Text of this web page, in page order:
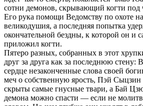
сотни демонов, скрывающий когти под
Его рука помощи Ведомству по охоте
великодушия, а последняя попытка
окончательной бездны, к которой он и
приложил когти.
Пятеро разных, собранных в этот
друг за друга как за последнюю стену:
сердце незаконченные слова своей
меч о собственную ярость, Пэй Сыцзин
скрыты самые гнусные твари, а Бай
демона можно спасти — если не